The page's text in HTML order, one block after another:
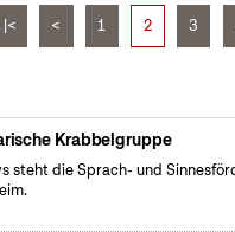
|< < 1 2 3
Krabbelgruppe
steht die Sprach- und